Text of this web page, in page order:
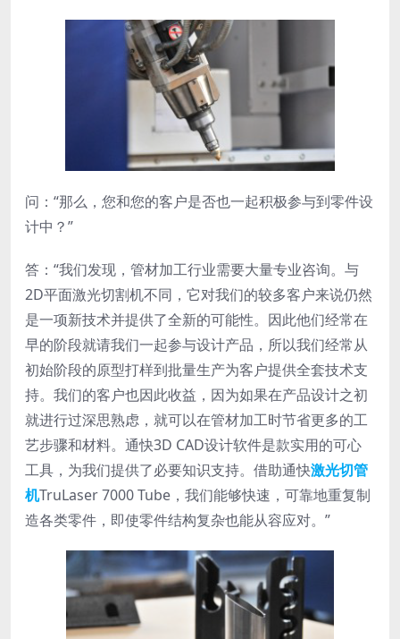
问：“那么，您和您的客户是否也一起积极参与到零件设
计中？”
答：“我们发现，管材加工行业需要大量专业咨询。与
2D平面激光切割机不同，它对我们的较多客户来说仍然
是一项新技术并提供了全新的可能性。因此他们经常在
早的阶段就请我们一起参与设计产品，所以我们经常从
初始阶段的原型打样到批量生产为客户提供全套技术支
持。我们的客户也因此收益，因为如果在产品设计之初
就进行过深思熟虑，就可以在管材加工时节省更多的工
艺步骤和材料。通快3D CAD设计软件是款实用的可心
工具，为我们提供了必要知识支持。借助通快激光切管
机TruLaser 7000 Tube，我们能够快速，可靠地重复制
造各类零件，即使零件结构复杂也能从容应对。”